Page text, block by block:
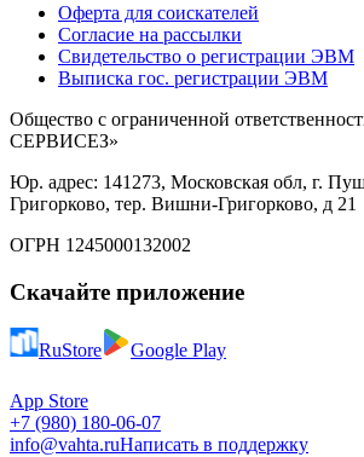
Оферта для соискателей
Согласие на рассылки
Свидетельство о регистрации ЭВМ
Выписка гос. регистрации ЭВМ
Общество с ограниченной
СЕРВИСЕЗ»
Юр. адрес: 141273, Московская обл, г.
Григорково, тер. Вишни-Григорково, д 21
ОГРН 1245000132002
Скачайте приложение
RuStore Google Play
App Store
+7 (980) 180-06-07
info@vahta.ruНаписать в поддержку